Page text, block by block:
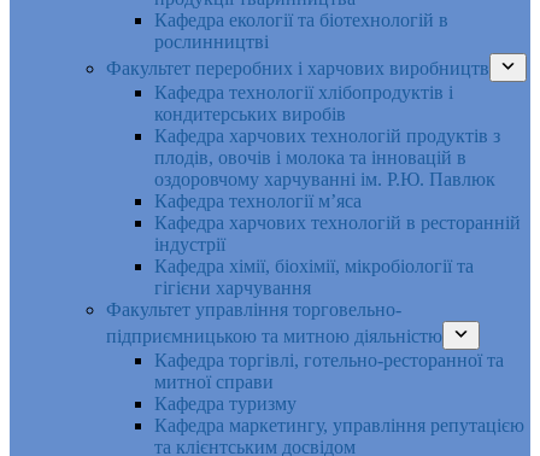
Кафедра екології та біотехнологій в
рослинництві
Факультет переробних і харчових виробництв
Кафедра технології хлібопродуктів і
кондитерських виробів
Кафедра харчових технологій продуктів з
плодів, овочів і молока та інновацій в
оздоровчому харчуванні ім. Р.Ю. Павлюк
Кафедра технології м’яса
Кафедра харчових технологій в ресторанній
індустрії
Кафедра хімії, біохімії, мікробіології та
гігієни харчування
Факультет управління торговельно-
підприємницькою та митною діяльністю
Кафедра торгівлі, готельно-ресторанної та
митної справи
Кафедра туризму
Кафедра маркетингу, управління репутацією
та клієнтським досвідом